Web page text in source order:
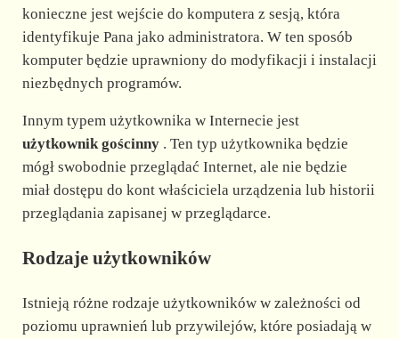
konieczne jest wejście do komputera z sesją, która
identyfikuje Pana jako administratora. W ten sposób
komputer będzie uprawniony do modyfikacji i instalacji
niezbędnych programów.
Innym typem użytkownika w Internecie jest
użytkownik gościnny. Ten typ użytkownika będzie
mógł swobodnie przeglądać Internet, ale nie będzie
miał dostępu do kont właściciela urządzenia lub historii
przeglądania zapisanej w przeglądarce.
Rodzaje użytkowników
Istnieją różne rodzaje użytkowników w zależności od
poziomu uprawnień lub przywilejów, które posiadają w